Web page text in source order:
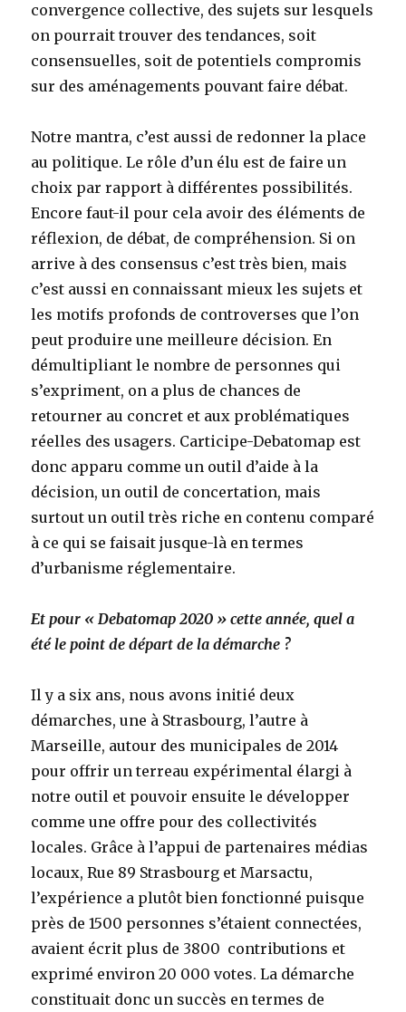
convergence collective, des sujets sur lesquels
on pourrait trouver des tendances, soit
consensuelles, soit de potentiels compromis
sur des aménagements pouvant faire débat.
Notre mantra, c’est aussi de redonner la place
au politique. Le rôle d’un élu est de faire un
choix par rapport à différentes possibilités.
Encore faut-il pour cela avoir des éléments de
réflexion, de débat, de compréhension. Si on
arrive à des consensus c’est très bien, mais
c’est aussi en connaissant mieux les sujets et
les motifs profonds de controverses que l’on
peut produire une meilleure décision. En
démultipliant le nombre de personnes qui
s’expriment, on a plus de chances de
retourner au concret et aux problématiques
réelles des usagers. Carticipe-Debatomap est
donc apparu comme un outil d’aide à la
décision, un outil de concertation, mais
surtout un outil très riche en contenu comparé
à ce qui se faisait jusque-là en termes
d’urbanisme réglementaire.
Et pour « Debatomap 2020 » cette année, quel a
été le point de départ de la démarche ?
Il y a six ans, nous avons initié deux
démarches, une à Strasbourg, l’autre à
Marseille, autour des municipales de 2014
pour offrir un terreau expérimental élargi à
notre outil et pouvoir ensuite le développer
comme une offre pour des collectivités
locales. Grâce à l’appui de partenaires médias
locaux, Rue 89 Strasbourg et Marsactu,
l’expérience a plutôt bien fonctionné puisque
près de 1500 personnes s’étaient connectées,
avaient écrit plus de 3800 contributions et
exprimé environ 20 000 votes. La démarche
constituait donc un succès en termes de